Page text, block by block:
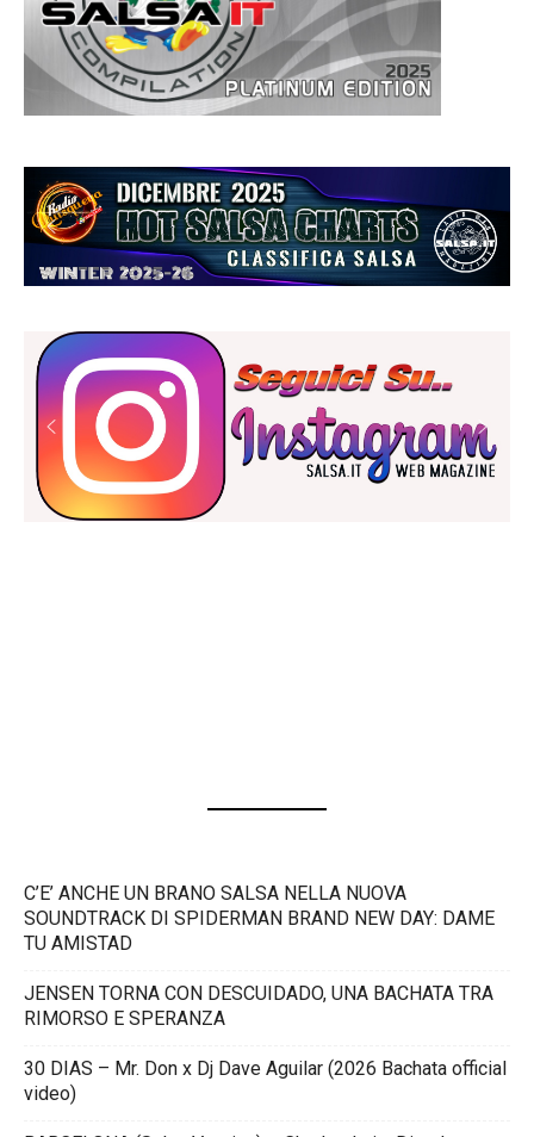
C’E’ ANCHE UN BRANO SALSA NELLA NUOVA
SOUNDTRACK DI SPIDERMAN BRAND NEW DAY: DAME
TU AMISTAD
JENSEN TORNA CON DESCUIDADO, UNA BACHATA TRA
RIMORSO E SPERANZA
30 DIAS – Mr. Don x Dj Dave Aguilar (2026 Bachata official
video)